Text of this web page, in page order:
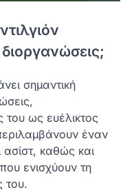
σημαντική
του ως ευέλικτος
έναν
ασίστ, καθώς και
ενισχύουν τη
του.